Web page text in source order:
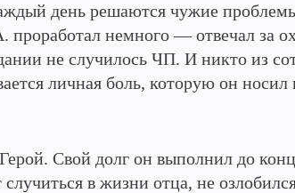
день решаются чужие
проработал немного — отвечал за
не случилось ЧП. И никто из
личная боль, которую он носил
Свой долг он выполнил до
в жизни отца, не